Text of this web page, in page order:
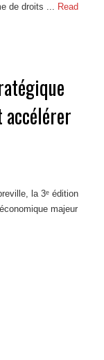
de droits ...
Read
la 3ᵉ édition
majeur